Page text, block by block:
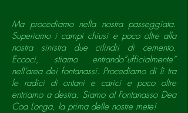
Ma procediamo nella nostra passeggiata.
Superiamo i campi chiusi e poco oltre alla
nostra sinistra due cilindri di cemento.
Eccoci, stiamo entrando“ufficialmente”
nell’area dei fontanassi. Procediamo di lì tra
le radici di ontani e carici e poco oltre
entriamo a destra. Siamo al Fontanasso Dea
Coa Longa, la prima delle nostre mete!